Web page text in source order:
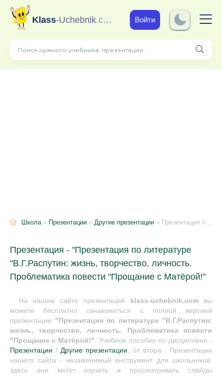
Klass-Uchebnik.com Войти
Школа» Презентации » Другие презентации » Презентация по литературе "В.Г.Распутин: жизнь, творчество, личность. Проблематика повести "Прощание с Матёрой!
Презентация - "Презентация по литературе
"В.Г.Распутин: жизнь, творчество, личность.
Проблематика повести "Прощание с Матёрой!"
На нашем сайте презентаций klass-uchebnik.comвы
можете бесплатно ознакомиться с полной версией
презентации "Презентация по литературе "В.Г.Распутин:
жизнь, творчество, личность. Проблематика повести
"Прощание с Матёрой!". Учебное пособие по дисциплине -
Презентации /Другие презентации, от атора . Презентации
нашего сайта - незаменимый инструмент для школьников,
здесь они могут изучать и просматривать слайды